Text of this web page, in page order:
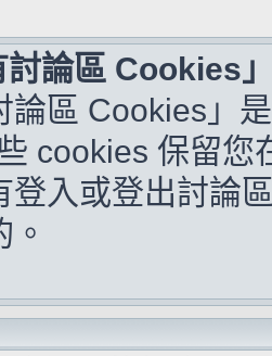
討論區 Cookies
論區 Cookies」
cookies 保留您
登入或登出討論